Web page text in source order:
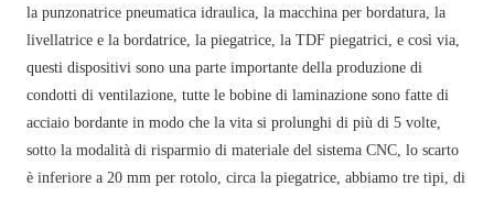
la punzonatrice pneumatica idraulica, la macchina per bordatura, la
livellatrice e la bordatrice, la piegatrice, la TDF piegatrici, e così via,
questi dispositivi sono una parte importante della produzione di
condotti di ventilazione, tutte le bobine di laminazione sono fatte di
acciaio bordante in modo che la vita si prolunghi di più di 5 volte,
sotto la modalità di risparmio di materiale del sistema CNC, lo scarto
è inferiore a 20 mm per rotolo, circa la piegatrice, abbiamo tre tipi, di